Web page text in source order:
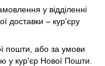
у відділенні
доставки – кур'єру
пошти, або за умови
у кур'єр Нової Пошти.